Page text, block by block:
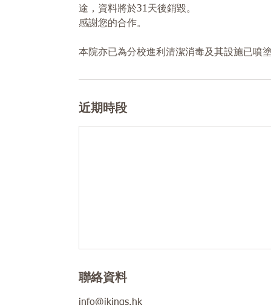
途，資料將於31天後銷毀。
感謝您的合作。
本院亦已為分校進利清潔消毒及其設施已噴
近期時段
聯絡資料
info@ikings.hk